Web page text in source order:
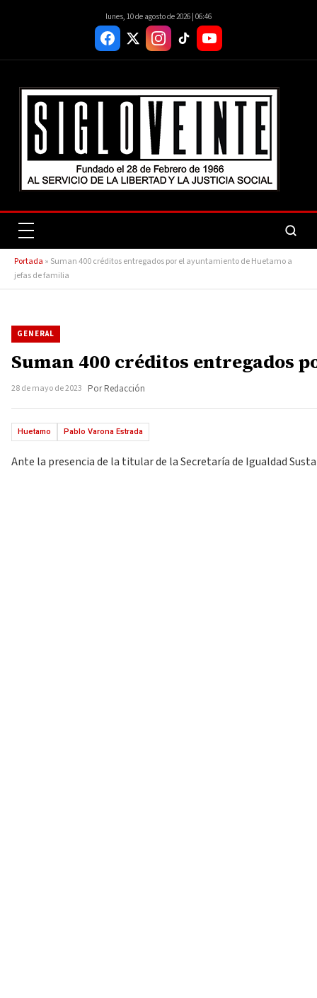
lunes, 10 de agosto de 2026 | 06:46
Portada » Suman 400 créditos entregados por el ayuntamiento de Huetamo a
jefas de familia
GENERAL
Suman 400 créditos entregados
28 de mayo de 2023 Por Redacción
Huetamo Pablo Varona Estrada
Ante la presencia de la titular de la Secretaría de Igualdad